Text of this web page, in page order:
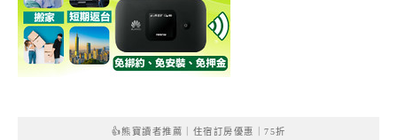
👍熊寶讀者推薦｜住宿訂房優惠｜75折